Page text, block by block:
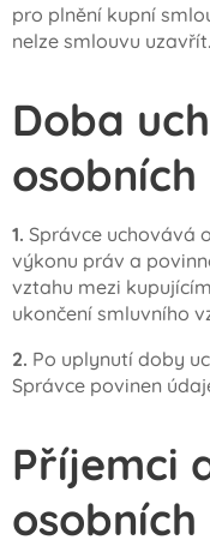
pro plnění kupní
nelze smlouvu uzavřít.
Doba
1. Správce uchovává
výkonu práv a
vztahu mezi
ukončení smluvního
2. Po uplynutí doby
Správce povinen
Příjemci